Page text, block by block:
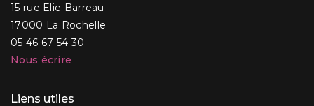
15 rue Elie Barreau
17000 La Rochelle
05 46 67 54 30
Nous écrire
Liens utiles